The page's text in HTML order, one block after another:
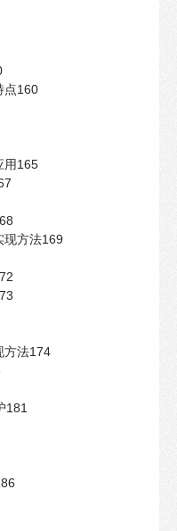
点160
用165
现方法169
方法174
181